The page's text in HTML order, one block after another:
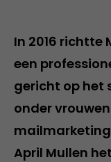
In 2016 richtte
een
gericht op het
onder
April Mullen